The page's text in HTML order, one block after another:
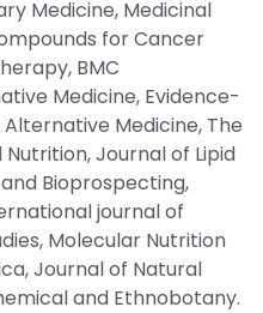
Medicine, Medicinal
for Cancer
BMC
Medicine, Evidence-
Medicine, The
Journal of Lipid
Bioprospecting,
journal of
Molecular Nutrition
Journal of Natural
and Ethnobotany.